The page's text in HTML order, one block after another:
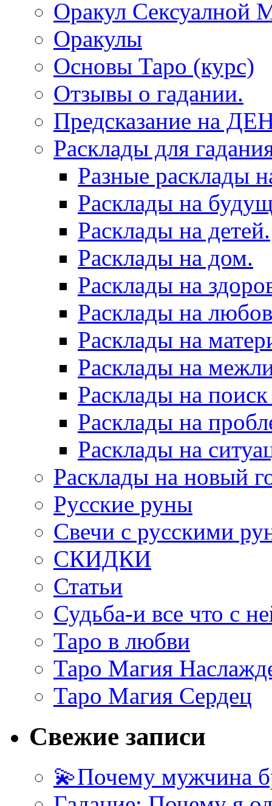
Оракул Сексуалной
Оракулы
Основы Таро (курс)
Отзывы о гадании.
Предсказание на
Расклады для
Разные расклады
Расклады на
Расклады на детей.
Расклады на дом.
Расклады на
Расклады на
Расклады на
Расклады на
Расклады на
Расклады на
Расклады на
Расклады на новый
Русские руны
Свечи с русскими
СКИДКИ
Статьи
Судьба-и все что с
Таро в любви
Таро Магия
Таро Магия Сердец
Свежие записи
💫Почему мужчина